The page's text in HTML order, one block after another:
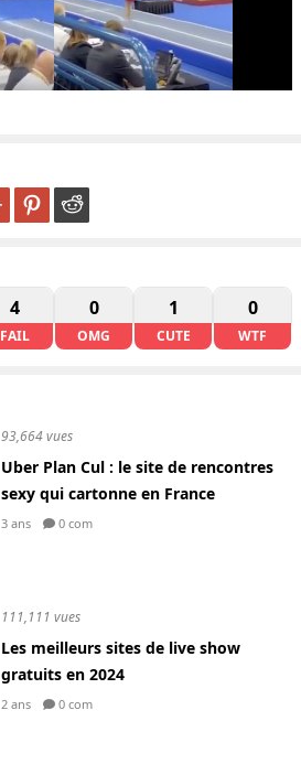
4
FAIL
0
OMG
1
CUTE
0
WTF
93,664 vues
Uber Plan Cul : le site de rencontres
sexy qui cartonne en France
3 ans 0 com
111,111 vues
Les meilleurs sites de live show
gratuits en 2024
2 ans 0 com